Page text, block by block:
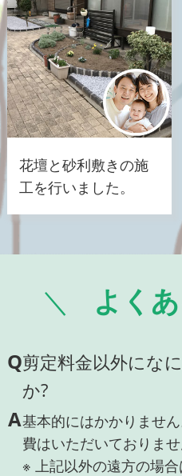
花壇と砂利敷きの施
工を行いました。
よく
Q剪定料金以外にな
か?
A基本的にはかかりませ
費はいただいておりませ
※ 上記以外の遠方の場